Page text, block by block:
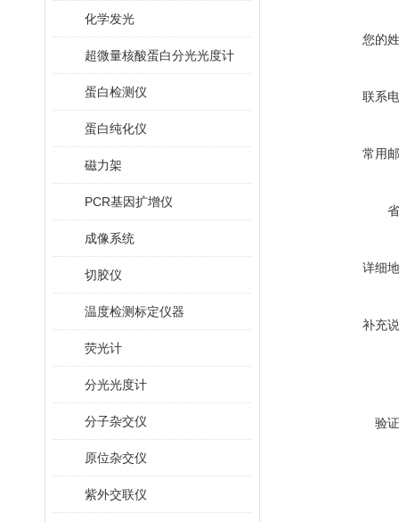
化学发光
超微量核酸蛋白分光光度计
蛋白检测仪
蛋白纯化仪
磁力架
PCR基因扩增仪
成像系统
切胶仪
温度检测标定仪器
荧光计
分光光度计
分子杂交仪
原位杂交仪
紫外交联仪
您的
联系
常用
详细
补充
验